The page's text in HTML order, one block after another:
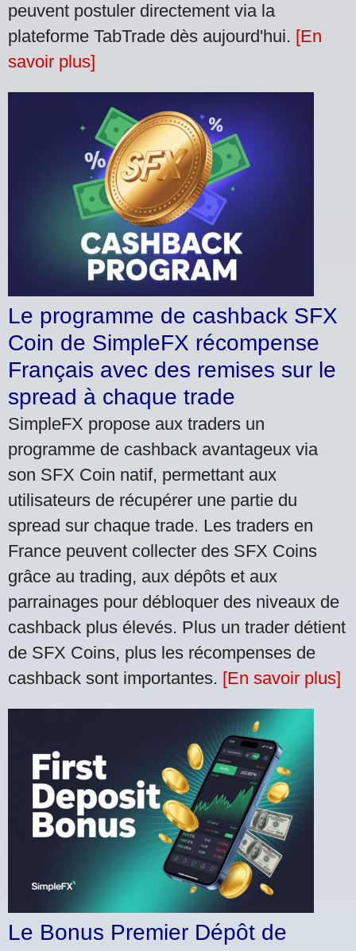
peuvent postuler directement via la
plateforme TabTrade dès aujourd'hui. [En
savoir plus]
Le programme de cashback SFX
Coin de SimpleFX récompense
Français avec des remises sur le
spread à chaque trade
SimpleFX propose aux traders un
programme de cashback avantageux via
son SFX Coin natif, permettant aux
utilisateurs de récupérer une partie du
spread sur chaque trade. Les traders en
France peuvent collecter des SFX Coins
grâce au trading, aux dépôts et aux
parrainages pour débloquer des niveaux de
cashback plus élevés. Plus un trader détient
de SFX Coins, plus les récompenses de
cashback sont importantes. [En savoir plus]
Le Bonus Premier Dépôt de